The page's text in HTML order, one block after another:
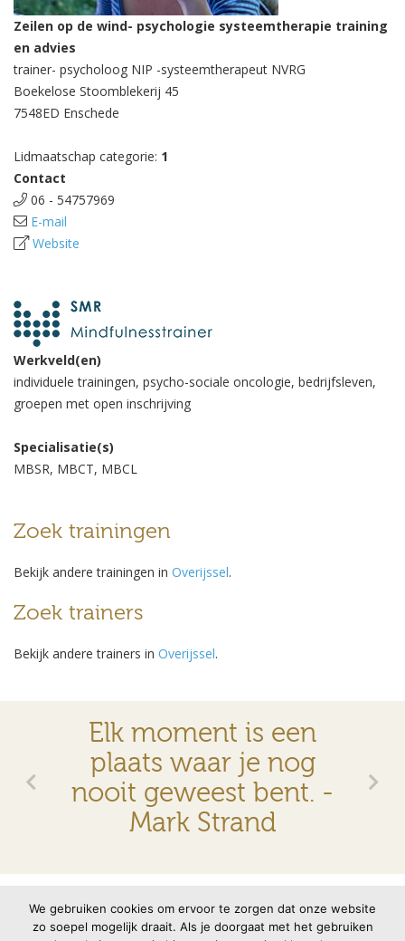
Zeilen op de wind- psychologie systeemtherapie training
en advies
trainer- psycholoog NIP -systeemtherapeut NVRG
Boekelose Stoomblekerij 45
7548ED Enschede
Lidmaatschap categorie: 1
Contact
06 - 54757969
E-mail
Website
Werkveld(en)
individuele trainingen, psycho-sociale oncologie, bedrijfsleven,
groepen met open inschrijving
Specialisatie(s)
MBSR, MBCT, MBCL
Zoek trainingen
Bekijk andere trainingen in Overijssel.
Zoek trainers
Bekijk andere trainers in Overijssel.
Elk moment is een
plaats waar je nog
nooit geweest bent. -
Mark Strand
© 2026 VMBN Contact Disclaimer Privacyverklaring
We gebruiken cookies om ervoor te zorgen dat onze website
zo soepel mogelijk draait. Als je doorgaat met het gebruiken